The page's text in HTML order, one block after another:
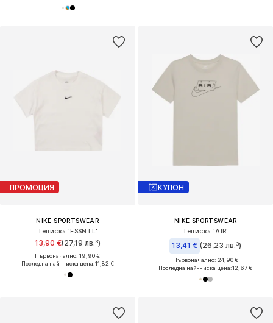
ПРОМОЦИЯ
NIKE SPORTSWEAR
Тениска 'ESSNTL'
13,90 €(27,19 лв.³)
Първоначално: 19,90 €
Последна най-ниска цена:11,82 €
КУПОН
NIKE SPORTSWEAR
Тениска 'AIR'
13,41 € (26,23 лв.³)
Първоначално: 24,90 €
Последна най-ниска цена:12,67 €